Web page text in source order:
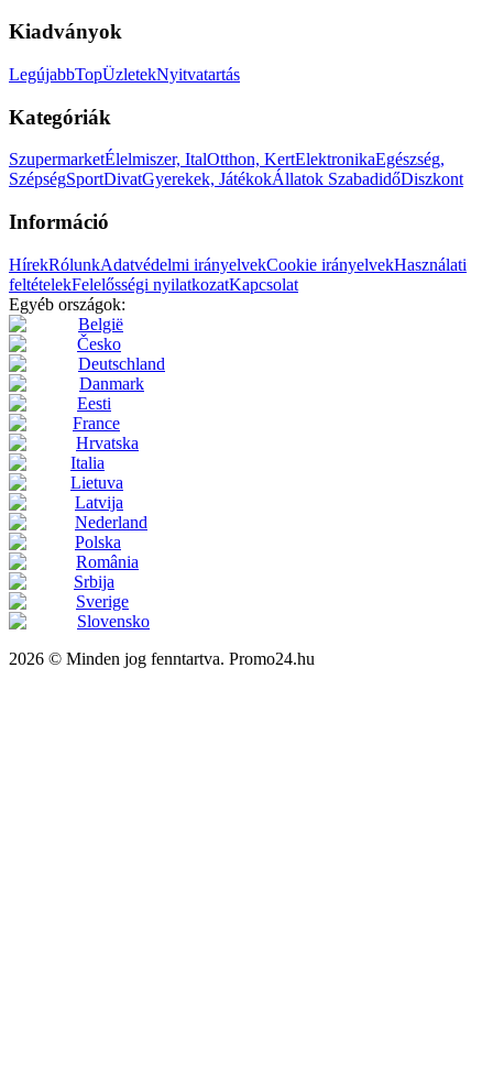
Kiadványok
LegújabbTopÜzletekNyitvatartás
Kategóriák
SzupermarketÉlelmiszer, ItalOtthon, KertElektronikaEgészség,
SzépségSportDivatGyerekek, JátékokÁllatok SzabadidőDiszkont
Információ
HírekRólunkAdatvédelmi irányelvekCookie irányelvekHasználati
feltételekFelelősségi nyilatkozatKapcsolat
Egyéb országok:
België
Česko
Deutschland
Danmark
Eesti
France
Hrvatska
Italia
Lietuva
Latvija
Nederland
Polska
România
Srbija
Sverige
Slovensko
2026 © Minden jog fenntartva. Promo24.hu